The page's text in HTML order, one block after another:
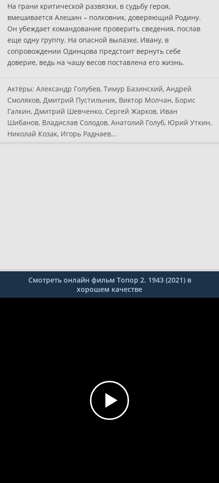
На грани критической развязки, в судьбу героя,
вмешивается Алешин – полковник, доверяющий Родину.
Он убеждает командование проверить сведения, послав
еще одну группу. На опасной вылазке, Ивану, в
сопровождении Одинцова предстоит вернуть себе
доверие, ведь на чашу весов поставлена его жизнь.
Актёры: Александр Голубев, Тимур Базинский, Андрей
Смоляков, Дмитрий Пустильник, Виктор Молчан, Борис
Галкин, Дмитрий Шевченко, Сергей Жарков, Иван
Шибанов, Владислав Солодов, Анатолий Голуб, Юрий Уткин,
Николай Козак, Игорь Раднаев...
Смотреть онлайн фильм Топор 2. 1943 (2021) в
хорошем качестве